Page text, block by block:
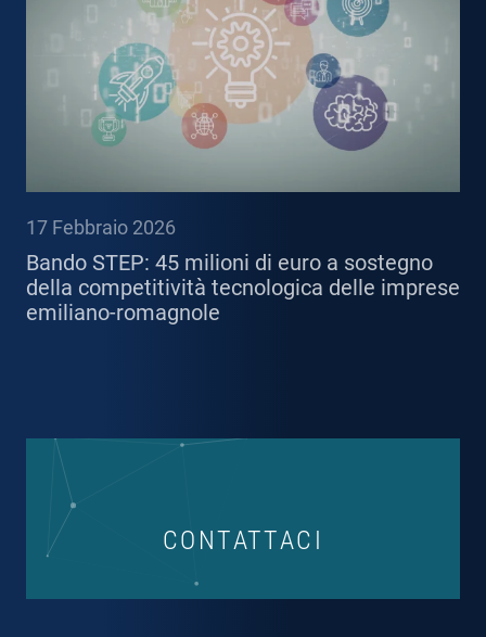
17 Febbraio 2026
Bando STEP: 45 milioni di euro a sostegno
della competitività tecnologica delle imprese
emiliano-romagnole
CONTATTACI